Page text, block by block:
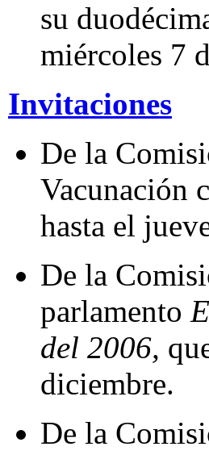
su
miércoles 7
Invitaciones
De la
Vacunación
hasta el
De la
parlamento
del 2006,
diciembre.
De la